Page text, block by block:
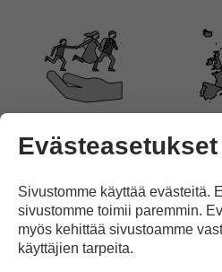
Evästeasetukset
Sivustomme käyttää evästeitä.
sivustomme toimii paremmin.
myös kehittää sivustoamme
käyttäjien tarpeita.